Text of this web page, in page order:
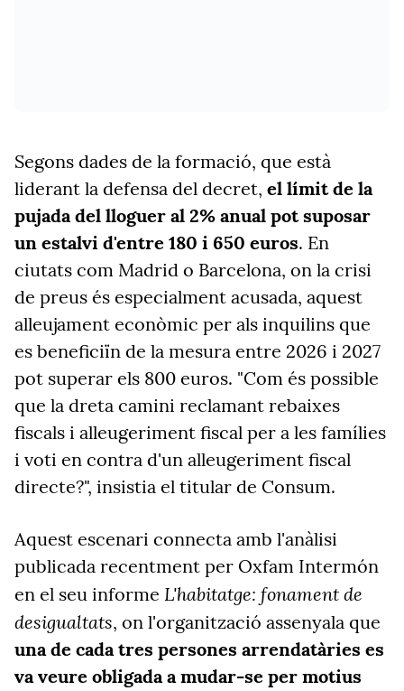
Segons dades de la formació, que està
liderant la defensa del decret, el límit de la
pujada del lloguer al 2% anual pot suposar
un estalvi d'entre 180 i 650 euros. En
ciutats com Madrid o Barcelona, on la crisi
de preus és especialment acusada, aquest
alleujament econòmic per als inquilins que
es beneficiïn de la mesura entre 2026 i 2027
pot superar els 800 euros. "Com és possible
que la dreta camini reclamant rebaixes
fiscals i alleugeriment fiscal per a les famílies
i voti en contra d'un alleugeriment fiscal
directe?", insistia el titular de Consum.
Aquest escenari connecta amb l'anàlisi
publicada recentment per Oxfam Intermón
en el seu informe L'habitatge: fonament de
desigualtats, on l'organització assenyala que
una de cada tres persones arrendatàries es
va veure obligada a mudar-se per motius